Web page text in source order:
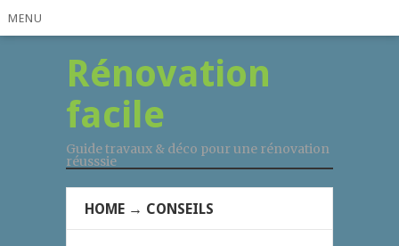
MENU
Rénovation
facile
Guide travaux & déco pour une rénovation
réusssie
HOME → CONSEILS